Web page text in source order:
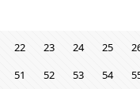
22 23 24 25
51 52 53 54